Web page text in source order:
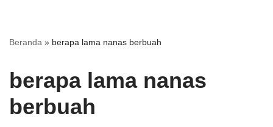
Beranda » berapa lama nanas berbuah
berapa lama nanas
berbuah